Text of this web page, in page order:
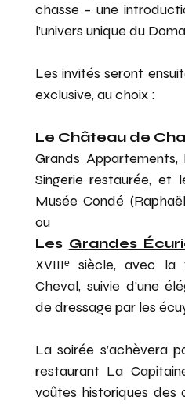
CHANTILLY
chasse – une
l’univers unique du
Les invités seront
exclusive, au choix :
Le Château de
Grands Appartements,
Singerie restaurée, et
Musée Condé
ou
Les Grandes
XVIIIᵉ siècle, avec
Cheval, suivie d’une
de dressage par les
La soirée s’achèvera
restaurant La
voûtes historiques des